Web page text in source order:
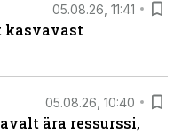
05.08.26, 11:41
kasvavast
05.08.26, 10:40
ära ressurssi,